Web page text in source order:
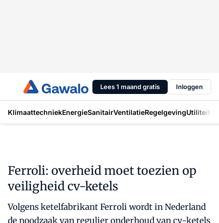
Lees 1 maand gratis Inloggen
KlimaattechniekEnergieSanitairVentilatieRegelgevingUtiliteit
Ferroli: overheid moet toezien op
veiligheid cv-ketels
Volgens ketelfabrikant Ferroli wordt in Nederland
de noodzaak van regulier onderhoud van cv-ketels